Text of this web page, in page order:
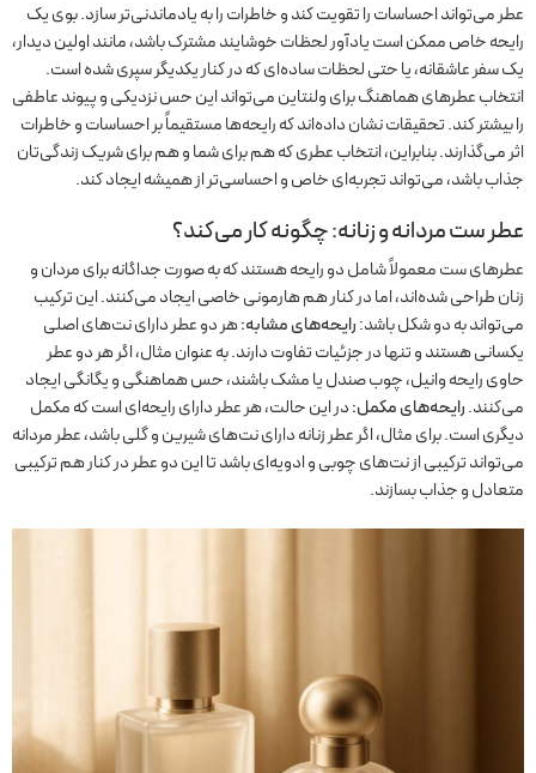
عطر می‌تواند احساسات را تقویت کند و خاطرات را به یادماندنی‌تر سازد. بوی یک
رایحه خاص ممکن است یادآور لحظات خوشایند مشترک باشد، مانند اولین دیدار،
یک سفر عاشقانه، یا حتی لحظات ساده‌ای که در کنار یکدیگر سپری شده است.
انتخاب عطرهای هماهنگ برای ولنتاین می‌تواند این حس نزدیکی و پیوند عاطفی
را بیشتر کند. تحقیقات نشان داده‌اند که رایحه‌ها مستقیماً بر احساسات و خاطرات
اثر می‌گذارند. بنابراین، انتخاب عطری که هم برای شما و هم برای شریک زندگی‌تان
جذاب باشد، می‌تواند تجربه‌ای خاص و احساسی‌تر از همیشه ایجاد کند.
عطر ست مردانه و زنانه: چگونه کار می‌کند؟
عطرهای ست معمولاً شامل دو رایحه هستند که به صورت جداگانه برای مردان و
زنان طراحی شده‌اند، اما در کنار هم هارمونی خاصی ایجاد می‌کنند. این ترکیب
می‌تواند به دو شکل باشد:رایحه‌های مشابه:هر دو عطر دارای نت‌های اصلی
یکسانی هستند و تنها در جزئیات تفاوت دارند. به عنوان مثال، اگر هر دو عطر
حاوی رایحه وانیل، چوب صندل یا مشک باشند، حس هماهنگی و یگانگی ایجاد
می‌کنند.رایحه‌های مکمل:در این حالت، هر عطر دارای رایحه‌ای است که مکمل
دیگری است. برای مثال، اگر عطر زنانه دارای نت‌های شیرین و گلی باشد، عطر مردانه
می‌تواند ترکیبی از نت‌های چوبی و ادویه‌ای باشد تا این دو عطر در کنار هم ترکیبی
متعادل و جذاب بسازند.